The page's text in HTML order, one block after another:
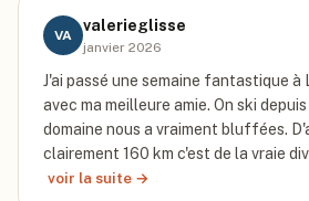
VA
valerieglisse
janvier 2026
J'ai passé une semaine fantastique à
avec ma meilleure amie. On ski
domaine nous a vraiment bluffées.
clairement 160 km c'est de la vraie
voir la suite →